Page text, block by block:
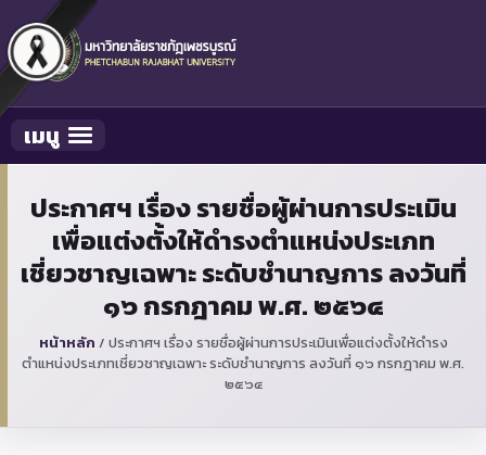
Toggle navigation
เมนู
ประกาศฯ เรื่อง รายชื่อผู้ผ่านการประเมิน
เพื่อแต่งตั้งให้ดำรงตำแหน่งประเภท
เชี่ยวชาญเฉพาะ ระดับชำนาญการ ลงวันที่
๑๖ กรกฎาคม พ.ศ. ๒๕๖๔
หน้าหลัก / ประกาศฯ เรื่อง รายชื่อผู้ผ่านการประเมินเพื่อแต่งตั้งให้ดำรง
ตำแหน่งประเภทเชี่ยวชาญเฉพาะ ระดับชำนาญการ ลงวันที่ ๑๖ กรกฎาคม พ.ศ.
๒๕๖๔